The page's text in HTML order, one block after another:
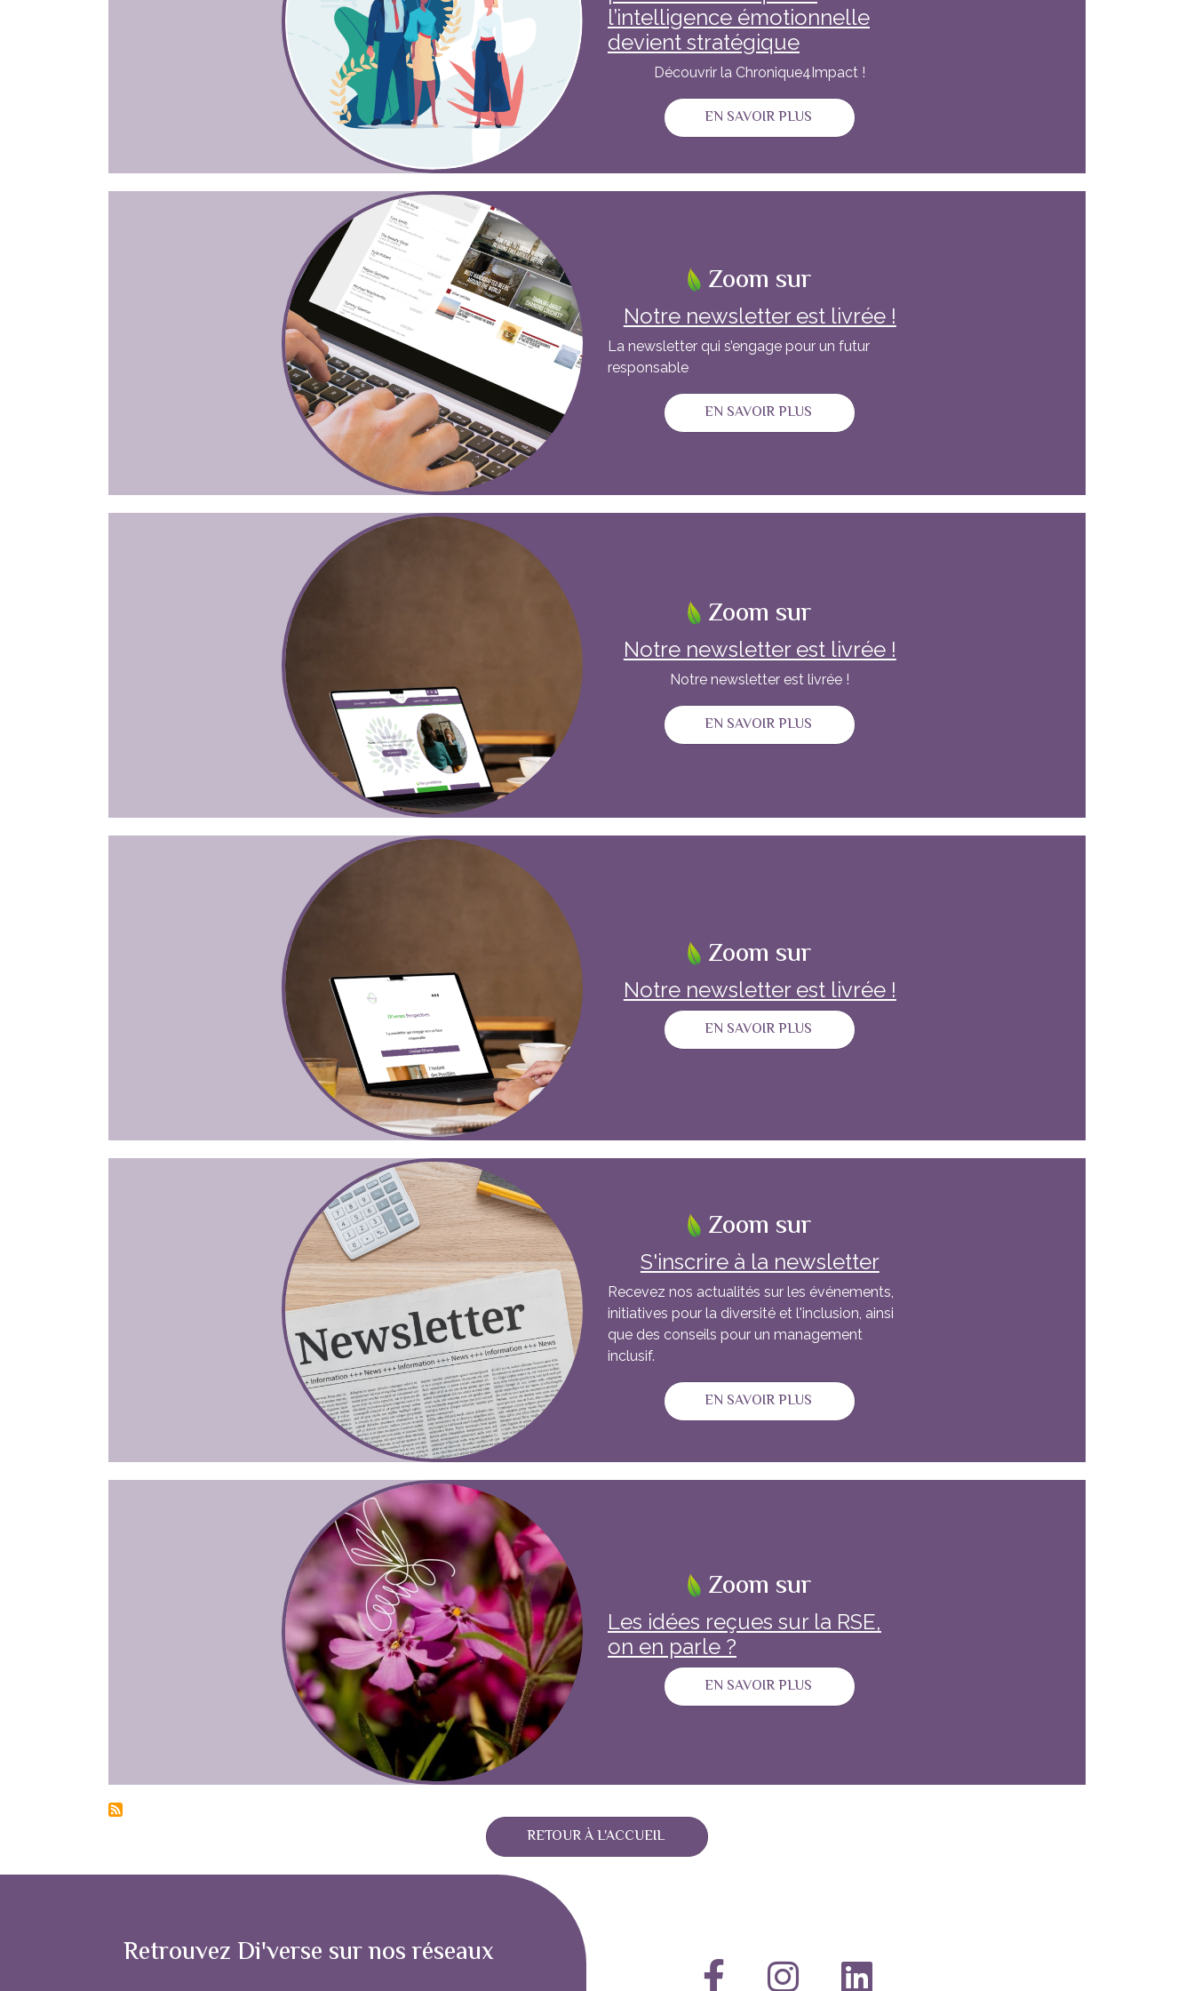
l’intelligence émotionnelle
devient stratégique
Découvrir la Chronique4Impact !
EN SAVOIR PLUS SUR DIVERSITÉ, INCLUSION ET PERFORMANCE :
Zoom sur
Notre newsletter est livrée !
La newsletter qui s’engage pour un futur
responsable
EN SAVOIR PLUS SUR NOTRE NEWSLETTER EST LIVRÉE !
Zoom sur
Notre newsletter est livrée !
Notre newsletter est livrée !
EN SAVOIR PLUS SUR NOTRE NEWSLETTER EST LIVRÉE !
Zoom sur
Notre newsletter est livrée !
EN SAVOIR PLUS SUR NOTRE NEWSLETTER EST LIVRÉE !
Zoom sur
S'inscrire à la newsletter
Recevez nos actualités sur les événements,
initiatives pour la diversité et l'inclusion, ainsi
que des conseils pour un management
inclusif.
EN SAVOIR PLUS SUR S'INSCRIRE À LA NEWSLETTER
Zoom sur
Les idées reçues sur la RSE,
on en parle ?
EN SAVOIR PLUS SUR LES IDÉES REÇUES SUR LA RSE, ON EN PARLE ?
RETOUR À L'ACCUEIL
Retrouvez Di'verse sur nos réseaux